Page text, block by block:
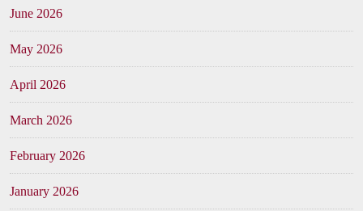
June 2026
May 2026
April 2026
March 2026
February 2026
January 2026